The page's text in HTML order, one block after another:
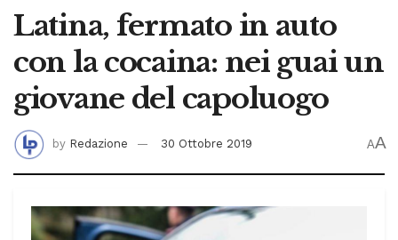
Latina, fermato in auto
con la cocaina: nei guai un
giovane del capoluogo
by Redazione 30 Ottobre 2019 AA